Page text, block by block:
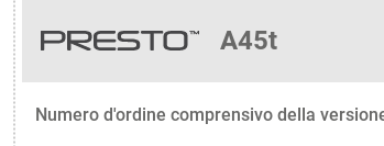
A45t
Numero d'ordine comprensivo della